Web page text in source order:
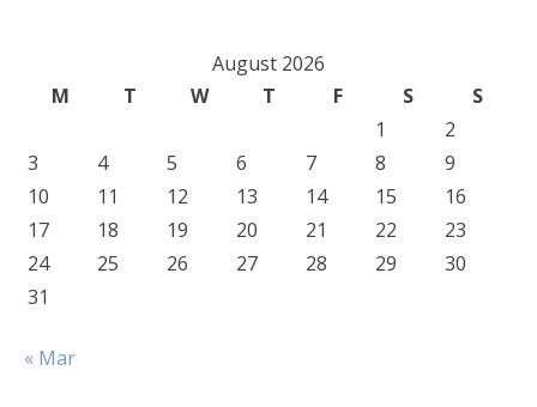
August 2026
M
T W T F S
S
1
2
3
4 5 6 7 8
9
10
11 12 13 14 15
16
17
18 19 20 21 22
23
24
25 26 27 28 29
30
31
« Mar